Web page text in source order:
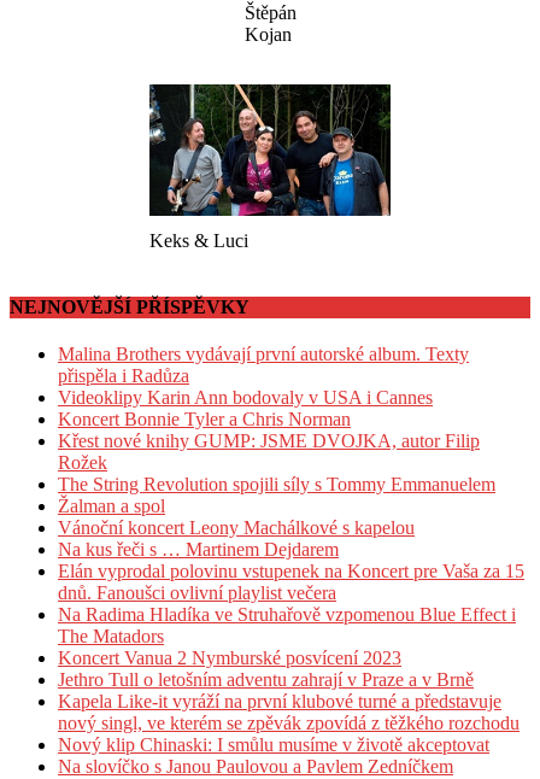
Štěpán
Kojan
Keks & Luci
NEJNOVĚJŠÍ PŘÍSPĚVKY
Malina Brothers vydávají první autorské album. Texty
přispěla i Radůza
Videoklipy Karin Ann bodovaly v USA i Cannes
Koncert Bonnie Tyler a Chris Norman
Křest nové knihy GUMP: JSME DVOJKA, autor Filip
Rožek
The String Revolution spojili síly s Tommy Emmanuelem
Žalman a spol
Vánoční koncert Leony Machálkové s kapelou
Na kus řeči s … Martinem Dejdarem
Elán vyprodal polovinu vstupenek na Koncert pre Vaša za 15
dnů. Fanoušci ovlivní playlist večera
Na Radima Hladíka ve Struhařově vzpomenou Blue Effect i
The Matadors
Koncert Vanua 2 Nymburské posvícení 2023
Jethro Tull o letošním adventu zahrají v Praze a v Brně
Kapela Like-it vyráží na první klubové turné a představuje
nový singl, ve kterém se zpěvák zpovídá z těžkého rozchodu
Nový klip Chinaski: I smůlu musíme v životě akceptovat
Na slovíčko s Janou Paulovou a Pavlem Zedníčkem